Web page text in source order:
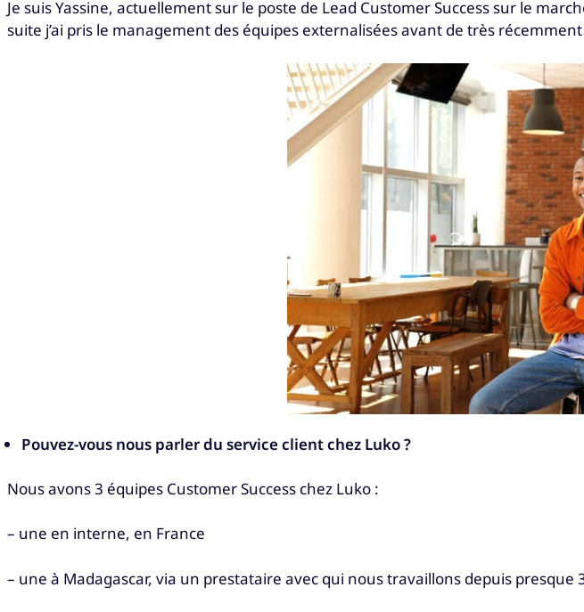
Je suis Yassine, actuellement sur le poste de Lead Customer Success sur le
suite j’ai pris le management des équipes externalisées avant de très
Pouvez-vous nous parler du service client chez Luko ?
Nous avons 3 équipes Customer Success chez Luko :
– une en interne, en France
– une à Madagascar, via un prestataire avec qui nous travaillons depuis presque